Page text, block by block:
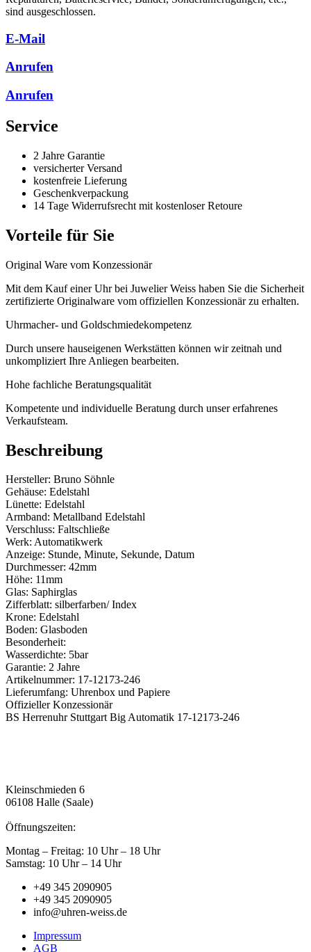
sind ausgeschlossen.
E-Mail
Anrufen
Anrufen
Service
2 Jahre Garantie
versicherter Versand
kostenfreie Lieferung
Geschenkverpackung
14 Tage Widerrufsrecht mit kostenloser Retoure
Vorteile für Sie
Original Ware vom Konzessionär
Mit dem Kauf einer Uhr bei Juwelier Weiss haben Sie die Sicherheit
zertifizierte Originalware vom offiziellen Konzessionär zu erhalten.
Uhrmacher- und Goldschmiedekompetenz
Durch unsere hauseigenen Werkstätten können wir zeitnah und
unkompliziert Ihre Anliegen bearbeiten.
Hohe fachliche Beratungsqualität
Kompetente und individuelle Beratung durch unser erfahrenes
Verkaufsteam.
Beschreibung
Hersteller: Bruno Söhnle
Gehäuse: Edelstahl
Lünette: Edelstahl
Armband: Metallband Edelstahl
Verschluss: Faltschließe
Werk: Automatikwerk
Anzeige: Stunde, Minute, Sekunde, Datum
Durchmesser: 42mm
Höhe: 11mm
Glas: Saphirglas
Zifferblatt: silberfarben/ Index
Krone: Edelstahl
Boden: Glasboden
Besonderheit:
Wasserdichte: 5bar
Garantie: 2 Jahre
Artikelnummer: 17-12173-246
Lieferumfang: Uhrenbox und Papiere
Offizieller Konzessionär
BS Herrenuhr Stuttgart Big Automatik 17-12173-246
Kleinschmieden 6
06108 Halle (Saale)
Öffnungszeiten:
Montag – Freitag: 10 Uhr – 18 Uhr
Samstag: 10 Uhr – 14 Uhr
+49 345 2090905
+49 345 2090905
info@uhren-weiss.de
Impressum
AGB